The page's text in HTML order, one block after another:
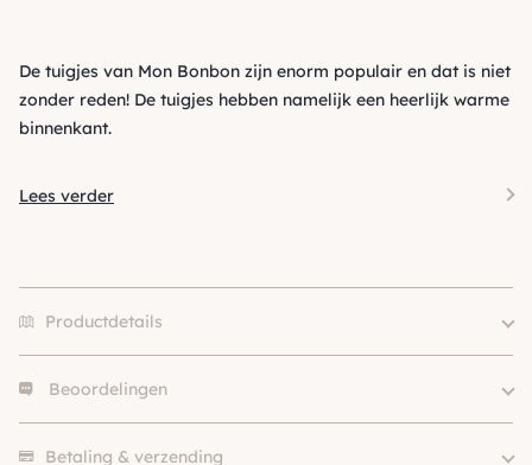
De tuigjes van Mon Bonbon zijn enorm populair en dat is niet
zonder reden! De tuigjes hebben namelijk een heerlijk warme
binnenkant.
Lees verder
Productdetails
Size
Hondgrootte
Klein (0 – 10kg)
Kleur
Beoordelingen
Betaling & verzending